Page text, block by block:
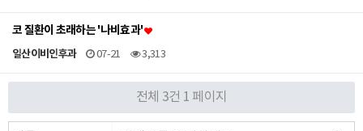
코 질환이 초래하는 '나비효과'
일산이비인후과 07-21 3,313
전체 3건 1 페이지
수면다원검사실은 24시간 운영